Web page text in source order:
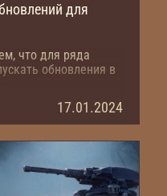
для
что для ряда
обновления в
17.01.2024